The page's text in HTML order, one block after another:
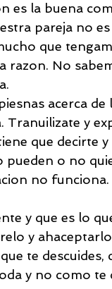
es la buena
pareja no
que
razon. No
acerca
y
que decirte
o no
no funciona.
y que es lo
y
te descuides,
y no como te